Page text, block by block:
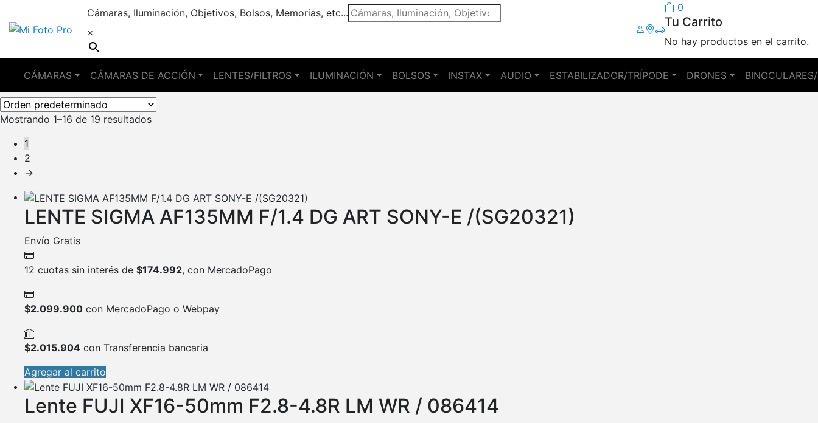
Cámaras, Iluminación, Objetivos, Bolsos, Memorias, etc...
×
0
Tu Carrito
No hay productos en el carrito.
CÁMARAS CÁMARAS DE ACCIÓN LENTES/FILTROS ILUMINACIÓN BOLSOS INSTAX AUDIO ESTABILIZADOR/TRÍPODE DRONES
lente
Mostrando 1–16 de 19 resultados
1
2
→
LENTE SIGMA AF135MM F/1.4 DG ART SONY-E /(SG20321)
Envío Gratis
12 cuotas sin interés de $174.992, con MercadoPago
$2.099.900 con MercadoPago o Webpay
$2.015.904 con Transferencia bancaria
Agregar al carrito
Lente FUJI XF16-50mm F2.8-4.8R LM WR / 086414